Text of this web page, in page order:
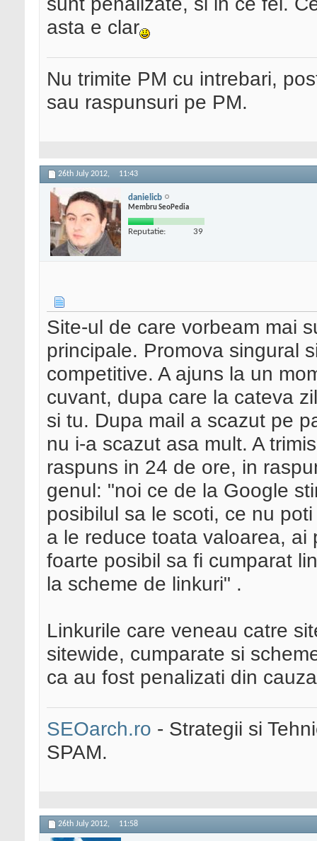
asta e clar
Nu trimite PM cu intrebari,
sau raspunsuri pe PM.
26th July 2012, 11:43
danielicb
Membru SeoPedia
Reputatie: 39
Site-ul de care vorbeam mai
principale. Promova singural
competitive. A ajuns la un
cuvant, dupa care la cateva
si tu. Dupa mail a scazut pe
nu i-a scazut asa mult. A
raspuns in 24 de ore, in
genul: "noi ce de la Google
posibilul sa le scoti, ce nu
a le reduce toata valoarea,
foarte posibil sa fi cumparat
la scheme de linkuri" .
Linkurile care veneau catre
sitewide, cumparate si
ca au fost penalizati din
SEOarch.ro - Strategii si
SPAM.
26th July 2012, 11:58